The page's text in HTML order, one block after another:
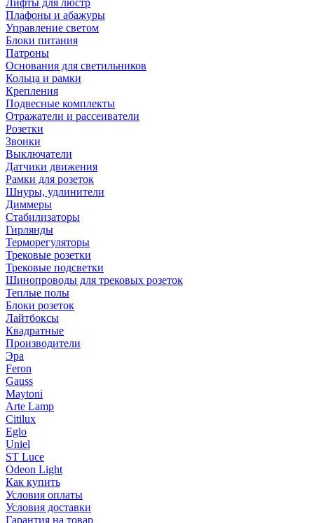
Лифты для люстр
Плафоны и абажуры
Управление светом
Блоки питания
Патроны
Основания для светильников
Кольца и рамки
Крепления
Подвесные комплекты
Отражатели и рассеиватели
Розетки
Звонки
Выключатели
Датчики движения
Рамки для розеток
Шнуры, удлинители
Диммеры
Стабилизаторы
Гирлянды
Терморегуляторы
Трековые розетки
Трековые подсветки
Шинопроводы для трековых розеток
Теплые полы
Блоки розеток
Лайтбоксы
Квадратные
Производители
Эра
Feron
Gauss
Maytoni
Arte Lamp
Citilux
Eglo
Uniel
ST Luce
Odeon Light
Как купить
Условия оплаты
Условия доставки
Гарантия на товар